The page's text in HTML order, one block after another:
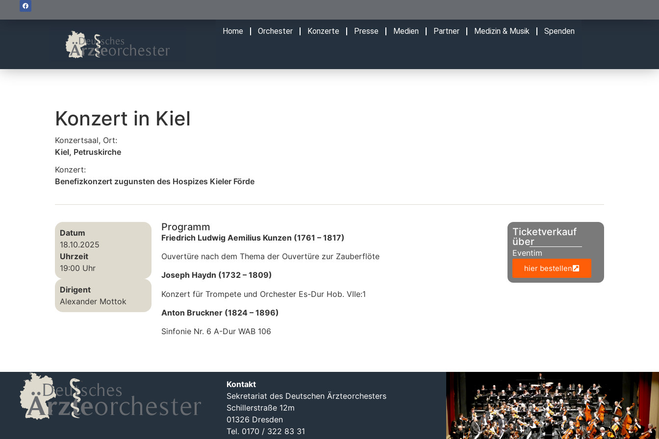
Home Orchester Konzerte Presse Medien Partner Medizin & Musik Spenden
Konzert in Kiel
Konzertsaal, Ort:
Kiel, Petruskirche
Konzert:
Benefizkonzert zugunsten des Hospizes Kieler Förde
Datum
18.10.2025
Uhrzeit
19:00 Uhr
Dirigent
Alexander Mottok
Programm
Friedrich Ludwig Aemilius Kunzen (1761 – 1817)
Ouvertüre nach dem Thema der Ouvertüre zur Zauberflöte
Joseph Haydn (1732 – 1809)
Konzert für Trompete und Orchester Es-Dur Hob. VIIe:1
Anton Bruckner (1824 – 1896)
Sinfonie Nr. 6 A-Dur WAB 106
Ticketverkauf
über
Eventim
hier bestellen
Kontakt
Sekretariat des Deutschen Ärzteorchesters
Schillerstraße 12m
01326 Dresden
Tel. 0170 / 322 83 31